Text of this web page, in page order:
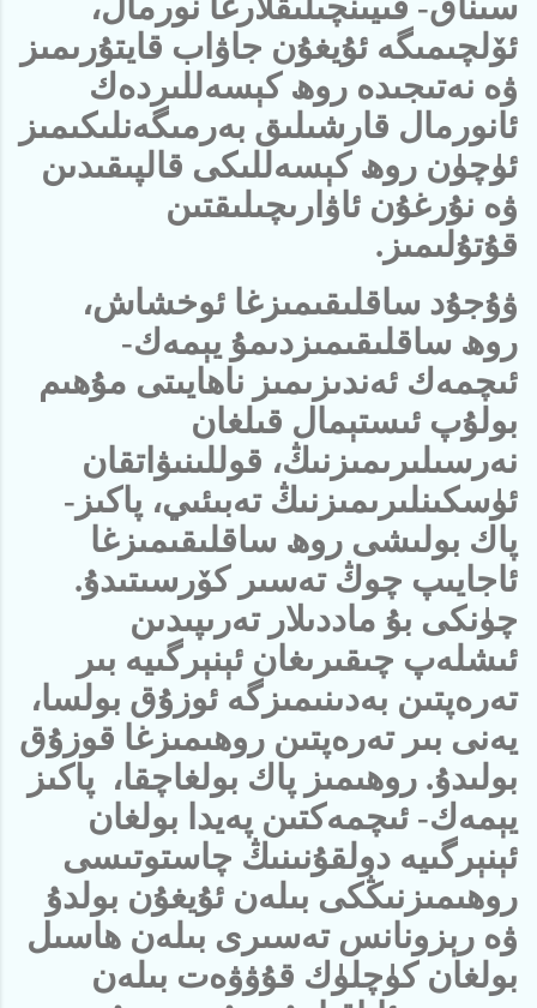
ئۆلچىمىگە ئۇيغۇن جاۋاب قايتۇرىمىز
ۋە نەتىجىدە روھ كېسەللىردەك
ئانورمال قارشىلىق بەرمىگەنلىكىمىز
ئۈچۈن روھ كېسەللىكى قالپىقىدىن
ۋە نۇرغۇن ئاۋارىچىلىقتىن
قۇتۇلىمىز.
ۋۇجۇد ساقلىقىمىزغا ئوخشاش،
روھ ساقلىقىمىزدىمۇ يېمەك-
ئىچمەك ئەندىزىمىز ناھايىتى مۇھىم
بولۇپ ئىستېمال قىلغان
نەرسىلىرىمىزنىڭ، قوللىنىۋاتقان
ئۈسكىنلىرىمىزنىڭ تەبىئىي، پاكىز-
پاك بولىشى روھ ساقلىقىمىزغا
ئاجايىپ چوڭ تەسىر كۆرسىتىدۇ.
چۈنكى بۇ ماددىلار تەرىپىدىن
ئىشلەپ چىقىرىغان ئېنېرگىيە بىر
تەرەپتىن بەدىنىمىزگە ئوزۇق بولسا،
يەنى بىر تەرەپتىن روھىمىزغا قوزۇق
بولىدۇ. روھىمىز پاك بولغاچقا، پاكىز
يېمەك- ئىچمەكتىن پەيدا بولغان
ئېنېرگىيە دولقۇنىنىڭ چاستوتىسى
روھىمىزنىڭكى بىلەن ئۇيغۇن بولدۇ
ۋە رېزونانس تەسىرى بىلەن ھاسىل
بولغان كۈچلۈك قۇۋۋەت بىلەن